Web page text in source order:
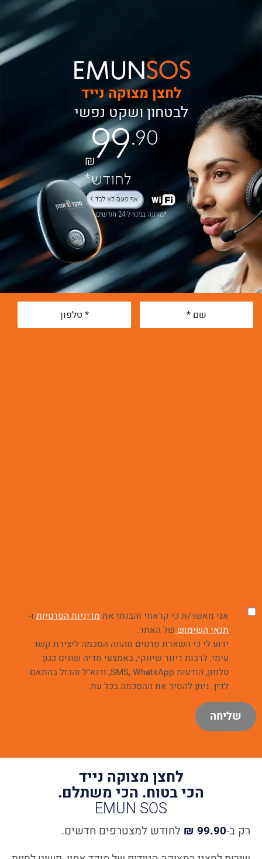
EMUNSOS
לחצן מצוקה נייד
לבטחון ושקט נפשי
₪99.90
לחודש*
*מותנה במנוי ל-24 חודשים
אני מאשר/ת כי קראתי והבנתי את מדיניות הפרטיותו-
תנאי השימוש של האתר.
ידוע לי כי השארת פרטים מהווה הסכמה ליצירת קשר
עימי, לרבות דיוור שיווקי, באמצעי מדיה שונים כגון:
טלפון, הודעות SMS, WhatsApp, ודוא״ל והכול בהתאם
לדין. ניתן להסיר את ההסכמה בכל עת.
לחצן מצוקה נייד
הכי בטוח. הכי משתלם.
EMUN SOS
רק ב-99.90 ₪ לחודש למצטרפים חדשים.